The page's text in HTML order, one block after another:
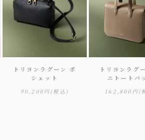
トリヨンラグーン ポ
シェット
90,200円(税込)
トリヨンラグ
ニトートバ
162,800円(